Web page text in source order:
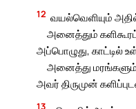
12 வயல்வெளியும்
அனைத்தும்
அப்பொழுது, காட்டில்
அனைத்து மரங்களும்
அவர் திருமுன்